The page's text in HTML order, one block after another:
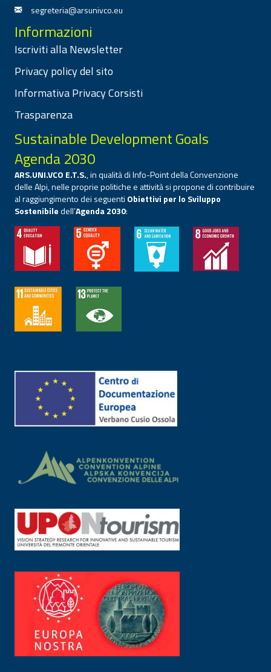
segreteria@arsunivco.eu
Informazioni
Iscriviti alla Newsletter
Privacy policy del sito
Informativa Privacy Corsisti
Trasparenza
Sustainable Development Goals
Agenda 2030
ARS.UNI.VCO E.T.S., in qualità di Info-Point della Convenzione
delle Alpi, nelle proprie politiche e attività si propone di contribuire
al raggiungimento dei seguenti Obiettivi per lo Sviluppo
Sostenibiledell’Agenda 2030: